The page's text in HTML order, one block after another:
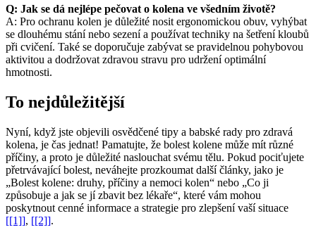
Q: Jak se dá nejlépe pečovat o kolena ve všedním životě?
A: Pro ochranu kolen je důležité nosit ergonomickou obuv, vyhýbat
se dlouhému stání nebo sezení a používat techniky na šetření kloubů
při cvičení. Také se doporučuje zabývat se pravidelnou pohybovou
aktivitou a dodržovat zdravou stravu pro udržení optimální
hmotnosti.
To nejdůležitější
Nyní, když jste objevili osvědčené tipy a babské rady pro zdravá
kolena, je čas jednat! Pamatujte, že bolest kolene může mít různé
příčiny, a proto je důležité naslouchat svému tělu. Pokud pociťujete
přetrvávající bolest, neváhejte prozkoumat další články, jako je
„Bolest kolene: druhy, příčiny a nemoci kolen“ nebo „Co ji
způsobuje a jak se jí zbavit bez lékaře“, které vám mohou
poskytnout cenné informace a strategie pro zlepšení vaší situace
[[1]], [[2]].